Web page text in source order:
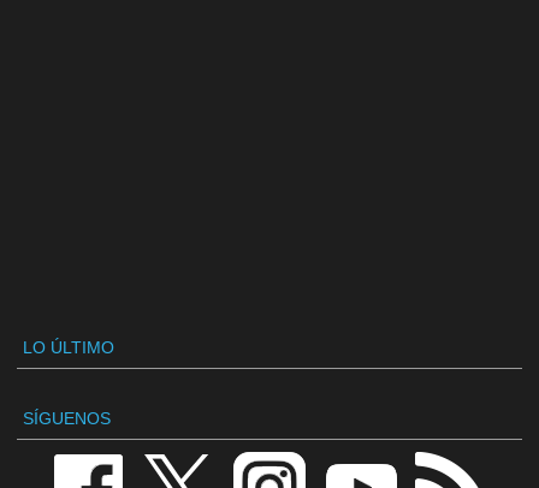
LO ÚLTIMO
SÍGUENOS